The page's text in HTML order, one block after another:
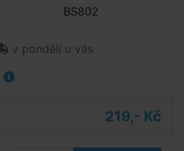
BS802
v pondělí u vás
219,- Kč